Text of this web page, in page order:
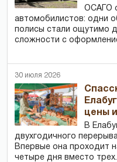
ОСАГО
автомобилистов: одни
полисы стали ощутимо
сложности с
30 июля 2026
цены
В
двухгодичного
Впервые она проходит
четыре дня вместо трех.